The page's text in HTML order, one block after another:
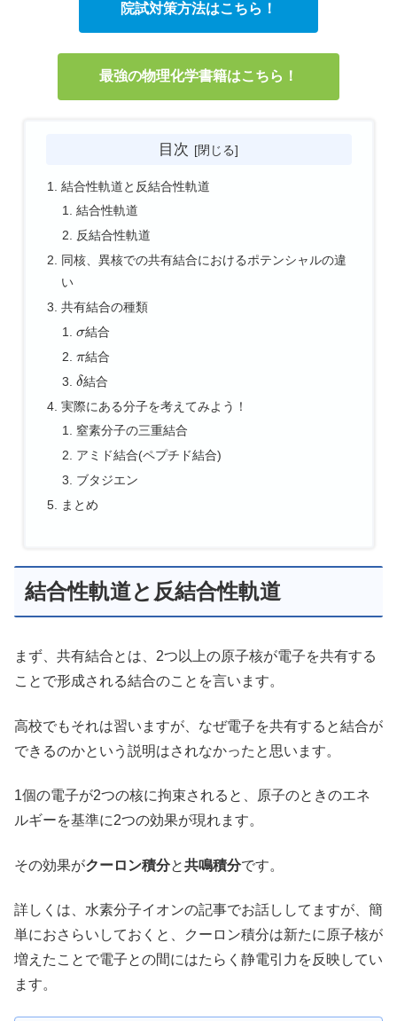
院試対策方法はこちら！
最強の物理化学書籍はこちら！
目次
結合性軌道と反結合性軌道
結合性軌道
反結合性軌道
同核、異核での共有結合におけるポテンシャルの違
い
共有結合の種類
結合
π結合
δ結合
実際にある分子を考えてみよう！
窒素分子の三重結合
アミド結合(ペプチド結合)
ブタジエン
まとめ
結合性軌道と反結合性軌道
まず、共有結合とは、2つ以上の原子核が電子を共有する
ことで形成される結合のことを言います。
高校でもそれは習いますが、なぜ電子を共有すると結合が
できるのかという説明はされなかったと思います。
1個の電子が2つの核に拘束されると、原子のときのエネ
ルギーを基準に2つの効果が現れます。
その効果がクーロン積分と共鳴積分です。
詳しくは、水素分子イオンの記事でお話ししてますが、簡
単におさらいしておくと、クーロン積分は新たに原子核が
増えたことで電子との間にはたらく静電引力を反映してい
ます。